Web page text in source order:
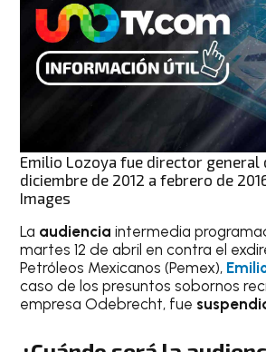
Emilio Lozoya fue director general
diciembre de 2012 a febrero de
Images
La audienciaintermedia
martes 12 de abril en contra el
Petróleos Mexicanos (Pemex),
caso de los presuntos sobornos
empresa Odebrecht, fue